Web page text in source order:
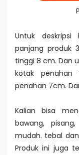
Untuk deskripsi
panjang produk
tinggi 8 cm. Dan
kotak penahan
penahan 7cm.
Kalian bisa
bawang,
mudah. tebal dan
Produk ini juga